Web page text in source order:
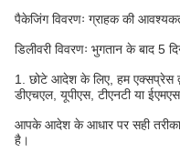
पैकेजिंग विवरणः ग्राहक की
डिलीवरी विवरणः भुगतान के बाद 5
1. छोटे आदेश के लिए, हम एक्सप्रेस
डीएचएल, यूपीएस, टीएनटी या
आपके आदेश के आधार पर सही
है।